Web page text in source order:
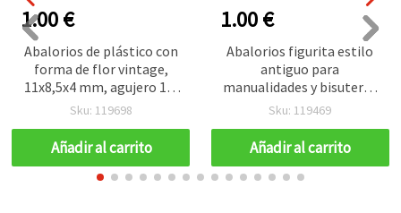
1.00 €
Abalorios de plástico con
forma de flor vintage,
11x8,5x4 mm, agujero 1,5
mm, marrón, 50 g (~225
Sku: 119698
Añadir al carrito
1.00 €
Abalorios figurita estilo
antiguo para
manualidades y bisutería,
15x10x7 mm, agujero 4
117 uds)
Sku: 119469
Añadir al carrito